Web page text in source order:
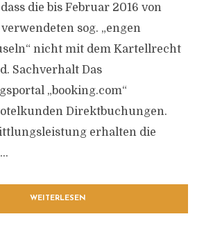
die bis Februar 2016 von
sog. „engen
nicht mit dem Kartellrecht
Sachverhalt Das
„booking.com“
Direktbuchungen.
erhalten die
WEITERLESEN